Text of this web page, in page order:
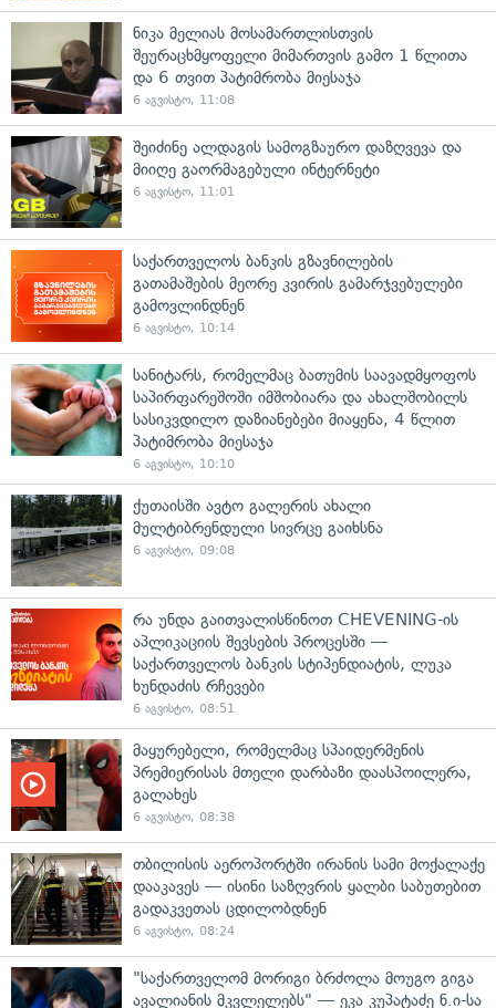
ნიკა მელიას მოსამართლისთვის
შეურაცხმყოფელი მიმართვის გამო 1 წლითა
და 6 თვით პატიმრობა მიესაჯა
6 აგვისტო, 11:08
შეიძინე ალდაგის სამოგზაურო დაზღვევა და
მიიღე გაორმაგებული ინტერნეტი
6 აგვისტო, 11:01
საქართველოს ბანკის გზავნილების
გათამაშების მეორე კვირის გამარჯვებულები
გამოვლინდნენ
6 აგვისტო, 10:14
სანიტარს, რომელმაც ბათუმის საავადმყოფოს
საპირფარეშოში იმშობიარა და ახალშობილს
სასიკვდილო დაზიანებები მიაყენა, 4 წლით
პატიმრობა მიესაჯა
6 აგვისტო, 10:10
ქუთაისში ავტო გალერის ახალი
მულტიბრენდული სივრცე გაიხსნა
6 აგვისტო, 09:08
რა უნდა გაითვალისწინოთ CHEVENING-ის
აპლიკაციის შევსების პროცესში —
საქართველოს ბანკის სტიპენდიატის, ლუკა
ხუნდაძის რჩევები
6 აგვისტო, 08:51
მაყურებელი, რომელმაც სპაიდერმენის
პრემიერისას მთელი დარბაზი დაასპოილერა,
გალახეს
6 აგვისტო, 08:38
თბილისის აეროპორტში ირანის სამი მოქალაქე
დააკავეს — ისინი საზღვრის ყალბი საბუთებით
გადაკვეთას ცდილობდნენ
6 აგვისტო, 08:24
"საქართველომ მორიგი ბრძოლა მოუგო გიგა
ავალიანის მკვლელებს" — ეკა კუპატაძე ნ.ი-სა